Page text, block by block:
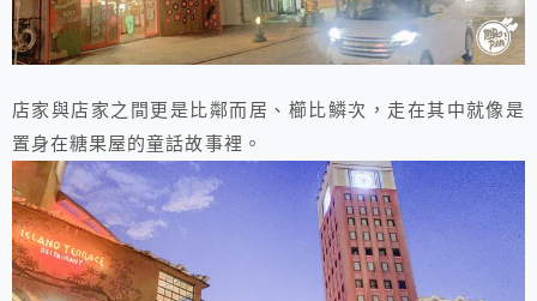
店家與店家之間更是比鄰而居、櫛比鱗次，走在其中就像是
置身在糖果屋的童話故事裡。